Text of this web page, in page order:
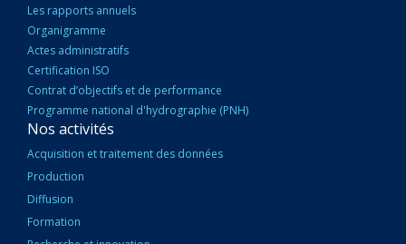
Les rapports annuels
Organigramme
Actes administratifs
Certification ISO
Contrat d’objectifs et de performance
Programme national d'hydrographie (PNH)
Nos activités
Acquisition et traitement des données
Production
Diffusion
Formation